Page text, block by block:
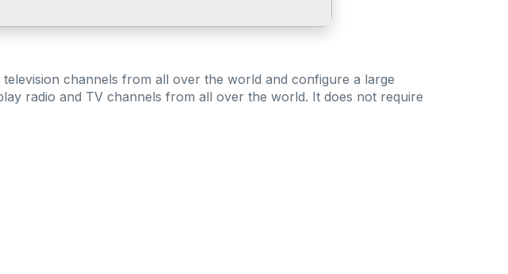
channels from all over the world and configure a large
radio and TV channels from all over the world. It does not require